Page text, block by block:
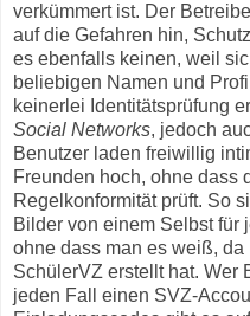
verkümmert ist. Der
auf die Gefahren hin,
es ebenfalls keinen, weil
beliebigen Namen und
keinerlei Identitätsprüfung
Social Networks, jedoch
Benutzer laden freiwillig
Freunden hoch, ohne dass
Regelkonformität prüft. So
Bilder von einem Selbst für
ohne dass man es weiß,
SchülerVZ erstellt hat. Wer
jeden Fall einen SVZ-